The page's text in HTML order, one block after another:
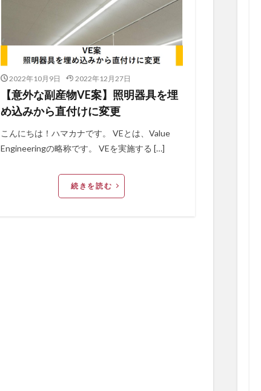
2022年10月9日 2022年12月27日
【意外な副産物VE案】照明器具を埋
め込みから直付けに変更
こんにちは！ハマカナです。 VEとは、Value
Engineeringの略称です。 VEを実施する […]
続きを読む